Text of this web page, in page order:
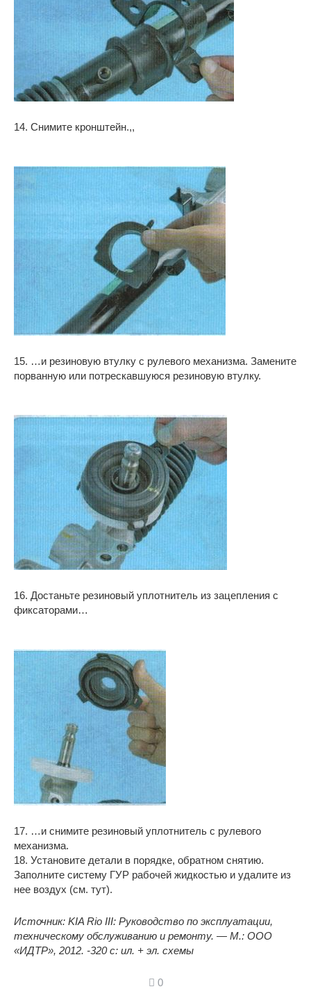
14. Снимите кронштейн.,,
15. …и резиновую втулку с рулевого механизма. Замените
порванную или потрескавшуюся резиновую втулку.
16. Достаньте резиновый уплотнитель из зацепления с
фиксаторами…
17. …и снимите резиновый уплотнитель с рулевого
механизма.
18. Установите детали в порядке, обратном снятию.
Заполните систему ГУР рабочей жидкостью и удалите из
нее воздух (см. тут).
Источник: KIA Rio III: Руководство по эксплуатации,
техническому обслуживанию и ремонту. — М.: ООО
«ИДТР», 2012. -320 с: ил. + эл. схемы
0